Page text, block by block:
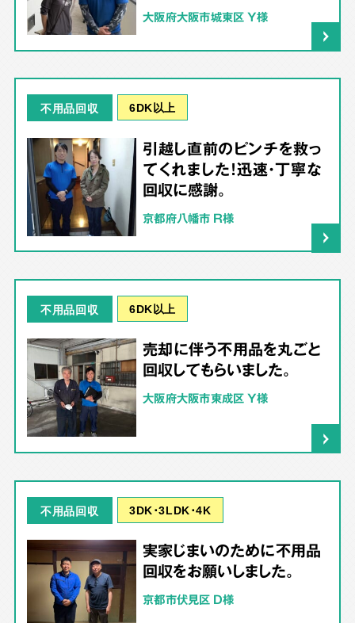
大阪府大阪市城東区 Y様
不用品回収 6DK以上
引越し直前のピンチを救っ
てくれました！迅速・丁寧な
回収に感謝。
京都府八幡市 R様
不用品回収 6DK以上
売却に伴う不用品を丸ごと
回収してもらいました。
大阪府大阪市東成区 Y様
不用品回収 3DK･3LDK･4K
実家じまいのために不用品
回収をお願いしました。
京都市伏見区 D様